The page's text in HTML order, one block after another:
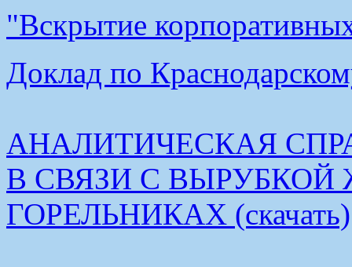
"Вскрытие
Доклад по
АНАЛИТИЧЕСКАЯ
В СВЯЗИ С
ГОРЕЛЬНИКАХ (скачать)